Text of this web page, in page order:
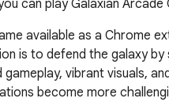
can play Galaxian
available as a Chrome
is to defend the galaxy
become more